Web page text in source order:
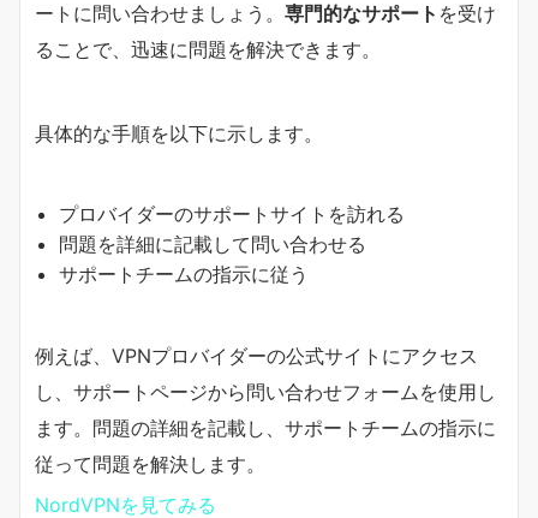
ートに問い合わせましょう。 専門的なサポート を受け
ることで、迅速に問題を解決できます。
具体的な手順を以下に示します。
プロバイダーのサポートサイトを訪れる
問題を詳細に記載して問い合わせる
サポートチームの指示に従う
例えば、VPNプロバイダーの公式サイトにアクセス
し、サポートページから問い合わせフォームを使用し
ます。問題の詳細を記載し、サポートチームの指示に
従って問題を解決します。
NordVPNを見てみる